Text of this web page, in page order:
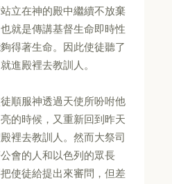
立在神的殿中繼續不放棄
就是傳講基督生命即時性
得著生命。因此使徒聽了
進殿裡去教訓人。
順服神透過天使所吩咐他
的時候，又重新回到昨天
裡去教訓人。然而大祭司
會的人和以色列的眾長
使徒給提出來審問，但差